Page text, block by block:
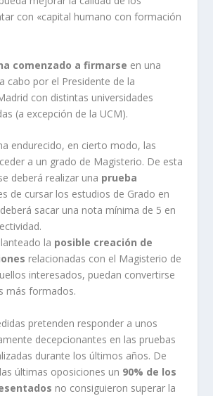
con «capital humano con formación
comenzado a firmarse en una
cabo por el Presidente de la
con distintas universidades
(a excepción de la UCM).
endurecido, en cierto modo, las
a un grado de Magisterio. De esta
deberá realizar una prueba
de cursar los estudios de Grado en
sacar una nota mínima de 5 en
la posible creación de
relacionadas con el Magisterio de
interesados, puedan convertirse
más formados.
pretenden responder a unos
decepcionantes en las pruebas
durante los últimos años. De
últimas oposiciones un 90% de los
no consiguieron superar la